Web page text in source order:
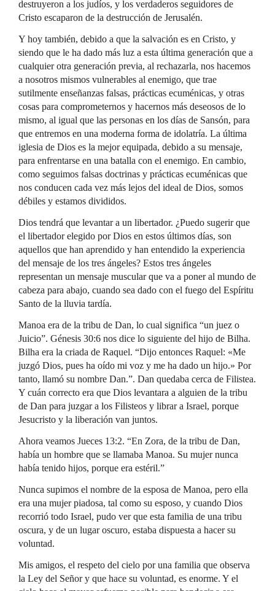
destruyeron a los judíos, y los verdaderos seguidores de
Cristo escaparon de la destrucción de Jerusalén.
Y hoy también, debido a que la salvación es en Cristo, y
siendo que le ha dado más luz a esta última generación que a
cualquier otra generación previa, al rechazarla, nos hacemos
a nosotros mismos vulnerables al enemigo, que trae
sutilmente enseñanzas falsas, prácticas ecuménicas, y otras
cosas para comprometernos y hacernos más deseosos de lo
mismo, al igual que las personas en los días de Sansón, para
que entremos en una moderna forma de idolatría. La última
iglesia de Dios es la mejor equipada, debido a su mensaje,
para enfrentarse en una batalla con el enemigo. En cambio,
como seguimos falsas doctrinas y prácticas ecuménicas que
nos conducen cada vez más lejos del ideal de Dios, somos
débiles y estamos divididos.
Dios tendrá que levantar a un libertador. ¿Puedo sugerir que
el libertador elegido por Dios en estos últimos días, son
aquellos que han aprendido y han entendido la experiencia
del mensaje de los tres ángeles? Estos tres ángeles
representan un mensaje muscular que va a poner al mundo de
cabeza para abajo, cuando sea dado con el fuego del Espíritu
Santo de la lluvia tardía.
Manoa era de la tribu de Dan, lo cual significa “un juez o
Juicio”. Génesis 30:6 nos dice lo siguiente del hijo de Bilha.
Bilha era la criada de Raquel. “Dijo entonces Raquel: «Me
juzgó Dios, pues ha oído mi voz y me ha dado un hijo.» Por
tanto, llamó su nombre Dan.”. Dan quedaba cerca de Filistea.
Y cuán correcto era que Dios levantara a alguien de la tribu
de Dan para juzgar a los Filisteos y librar a Israel, porque
Jesucristo y la liberación van juntos.
Ahora veamos Jueces 13:2. “En Zora, de la tribu de Dan,
había un hombre que se llamaba Manoa. Su mujer nunca
había tenido hijos, porque era estéril.”
Nunca supimos el nombre de la esposa de Manoa, pero ella
era una mujer piadosa, tal como su esposo, y cuando Dios
recorrió todo Israel, pudo ver que esta familia de una tribu
oscura, y de un lugar oscuro, estaba dispuesta a hacer su
voluntad.
Mis amigos, el respeto del cielo por una familia que observa
la Ley del Señor y que hace su voluntad, es enorme. Y el